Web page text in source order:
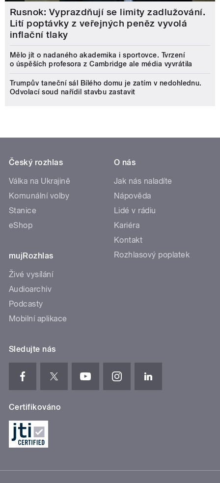
Rusnok: Vyprazdňují se limity zadlužování.
Lití poptávky z veřejných peněz vyvolá
inflační tlaky
Mělo jít o nadaného akademika i sportovce. Tvrzení
o úspěších profesora z Cambridge ale média vyvrátila
Trumpův taneční sál Bílého domu je zatím v nedohlednu.
Odvolací soud nařídil stavbu zastavit
Český rozhlas
Válka na Ukrajině
Komunální volby
Stanice
eShop
mujRozhlas
Živé vysílání
Audioarchiv
Podcasty
Mobilní aplikace
O nás
Jak nás naladíte
Nápověda
Lidé v rádiu
Kariéra
Kontakt
Rozhlasový poplatek
Sledujte nás
Certifikováno